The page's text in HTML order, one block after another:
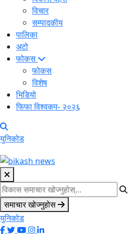
विचार
सम्पादकीय
पालिका
अटो
फोकस
फोकस
विशेष
भिडियो
फिफा विश्वकप- २०२६
युनिकोड
समाचार खोज्नुहोस
युनिकोड